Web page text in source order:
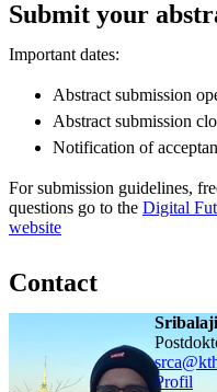
Submit your
Important dates:
Abstract submission
Abstract submission
Notification of
For submission guidelines,
questions go to the Digital
website
Contact
Profil